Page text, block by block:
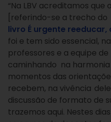
“Na LBV acreditamos que
[referindo-se a trecho do
livro É urgente
foi e tem sido essencial,
professores e a equipe
caminhando na
momentos das
recebem, na vivência
discussão de formato de
trazemos aqui. Nestes